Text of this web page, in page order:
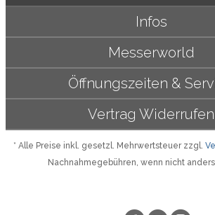
Öffnungszeiten &
Infos
Messerworld
Vertrag Widerrufen
* Alle Preise inkl. gesetzl. Mehrwertsteuer zzgl.
Nachnahmegebühren, wenn nicht